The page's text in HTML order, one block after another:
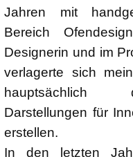
Jahren mit
Bereich
Designerin und im
verlagerte sich
hauptsächlich
Darstellungen für
erstellen.
In den letzten